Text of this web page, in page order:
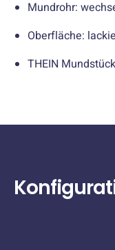
Mundrohr:
Oberfläche:
THEIN